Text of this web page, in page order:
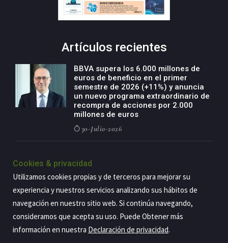
Artículos recientes
BBVA supera los 6.000 millones de
euros de beneficio en el primer
semestre de 2026 (+11%) y anuncia
un nuevo programa extraordinario de
recompra de acciones por 2.000
millones de euros
30-Julio-2026
negocio agro con un modelo global
de especialización presente en siete
países
29-Julio-2026
Cookies & privacidad
Utilizamos cookies propias y de terceros para mejorar su
experiencia y nuestros servicios analizando sus hábitos de
navegación en nuestro sitio web. Si continúa navegando,
consideramos que acepta su uso. Puede Obtener más
información en nuestra Declaración de privacidad.